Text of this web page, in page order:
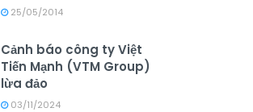
25/05/2014
Cảnh báo công ty Việt
Tiến Mạnh (VTM Group)
lừa đảo
03/11/2024